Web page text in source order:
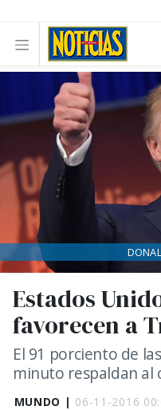
MUNDO | 06-11-2016
Estados
favorecen a
El 91 porciento de
minuto respaldan al